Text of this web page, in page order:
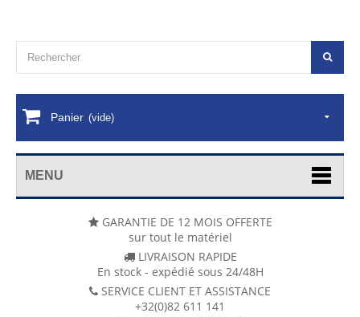
Panier (vide)
MENU
GARANTIE DE 12 MOIS OFFERTE
sur tout le matériel
LIVRAISON RAPIDE
En stock - expédié sous 24/48H
SERVICE CLIENT ET ASSISTANCE
+32(0)82 611 141